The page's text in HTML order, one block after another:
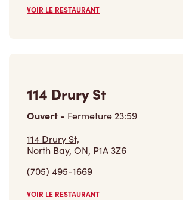
VOIR LE RESTAURANT
114 Drury St
Ouvert - Fermeture23:59
114 Drury St,
North Bay, ON, P1A 3Z6
(705) 495-1669
VOIR LE RESTAURANT